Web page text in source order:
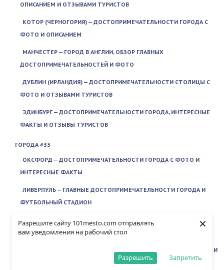
Разрешите сайту 101mesto.com отправлять
вам уведомления на рабочий стол
Запретить
Разрешить
×
ОПИСАНИЕМ И ОТЗЫВАМИ ТУРИСТОВ
КОТОР (ЧЕРНОГОРИЯ) — ДОСТОПРИМЕЧАТЕЛЬНОСТИ ГОРОДА С
ФОТО И ОПИСАНИЕМ
МАНЧЕСТЕР — ГОРОД В АНГЛИИ, ОБЗОР ГЛАВНЫХ
ДОСТОПРИМЕЧАТЕЛЬНОСТЕЙ И ФОТО
ДУБЛИН (ИРЛАНДИЯ) — ДОСТОПРИМЕЧАТЕЛЬНОСТИ СТОЛИЦЫ С
ФОТО И ОТЗЫВАМИ ТУРИСТОВ
ЭДИНБУРГ — ДОСТОПРИМЕЧАТЕЛЬНОСТИ ГОРОДА, ИНТЕРЕСНЫЕ
ФАКТЫ И ОТЗЫВЫ ТУРИСТОВ
ГОРОДА #33
ОКСФОРД — ДОСТОПРИМЕЧАТЕЛЬНОСТИ ГОРОДА С ФОТО И
ИНТЕРЕСНЫЕ ФАКТЫ
ЛИВЕРПУЛЬ — ГЛАВНЫЕ ДОСТОПРИМЕЧАТЕЛЬНОСТИ ГОРОДА И
ФУТБОЛЬНЫЙ СТАДИОН
КЕМБРИДЖ — ГЛАВНАЯ ДОСТОПРИМЕЧАТЕЛЬНОСТЬ ГОРОДА
КЕМБРИДЖСКИЙ УНИВЕРСИТЕТ, ИСТОРИЯ И ИНТЕРЕСНЫЕ ФАКТЫ
ЮРМАЛА (ЛАТВИЯ) ДОСТОПРИМЕЧАТЕЛЬНОСТИ ГОРОДА С ФОТО И